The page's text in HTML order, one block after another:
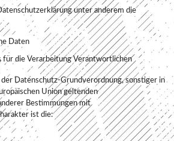
unter anderem die
Daten
für die Verarbeitung Verantwortlichen
Datenschutz-Grundverordnung, sonstiger in
Union geltenden
Bestimmungen mit
ist die: